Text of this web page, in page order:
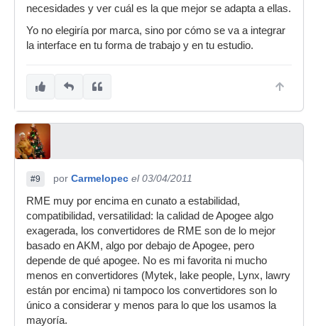
necesidades y ver cuál es la que mejor se adapta a ellas.
Yo no elegiría por marca, sino por cómo se va a integrar
la interface en tu forma de trabajo y en tu estudio.
#9 por Carmelopec el 03/04/2011
RME muy por encima en cunato a estabilidad,
compatibilidad, versatilidad: la calidad de Apogee algo
exagerada, los convertidores de RME son de lo mejor
basado en AKM, algo por debajo de Apogee, pero
depende de qué apogee. No es mi favorita ni mucho
menos en convertidores (Mytek, lake people, Lynx, lawry
están por encima) ni tampoco los convertidores son lo
único a considerar y menos para lo que los usamos la
mayoría.